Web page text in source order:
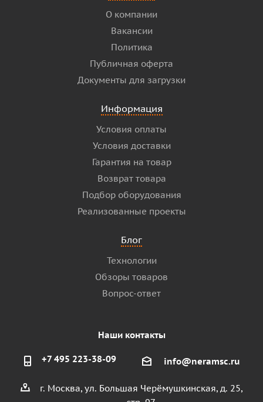
О компании
Вакансии
Политика
Публичная оферта
Документы для загрузки
Информация
Условия оплаты
Условия доставки
Гарантия на товар
Возврат товара
Подбор оборудования
Реализованные проекты
Блог
Технологии
Обзоры товаров
Вопрос-ответ
Наши контакты
+7 495 223-38-09 info@neramsc.ru
г. Москва, ул. Большая Черёмушкинская, д. 25,